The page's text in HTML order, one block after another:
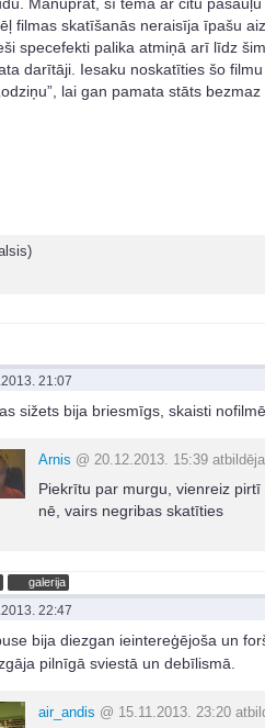
filmas skatīšanās neraisīja īpašu
specefekti palika atmiņā arī līdz
darītāji. Iesaku noskatīties šo
lai gan pamata stāts bezmaz
21:07
sižets bija briesmīgs, skaisti
Arnis @ 20.12.2013. 15:39
Piekrītu par murgu, vienreiz pirtī
nē, vairs negribas skatīties
galerija
22:47
bija diezgan ieintereģējoša un
pilnīgā sviestā un debīlismā.
air_andis @ 15.11.2013. 23:20